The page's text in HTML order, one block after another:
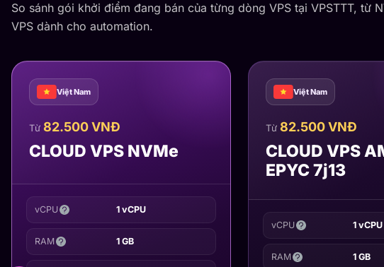
So sánh gói khởi điểm đang bán của từng dòng VPS tại VPSTTT, từ
VPS dành cho automation.
Việt Nam
Từ 82.500 VNĐ
CLOUD VPS NVMe
vCPU 1 vCPU
RAM 1 GB
Việt Nam
Từ 82.500 VNĐ
CLOUD VPS
EPYC 7j13
vCPU 1 vCPU
RAM 1 GB